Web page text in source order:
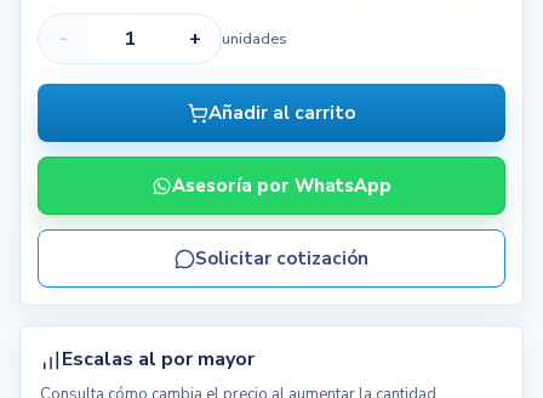
- + unidades
Añadir al carrito
Asesoría por WhatsApp
Solicitar cotización
Escalas al por mayor